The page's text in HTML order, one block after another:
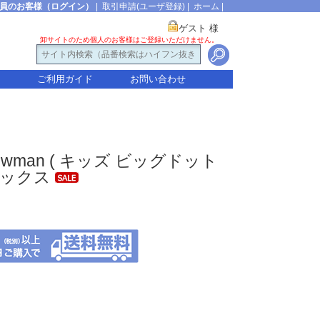
のお客様（ログイン） 取引申請(ユーザ登録) ホーム
ゲスト 様
卸サイトのため個人のお客様はご登録いただけません。
ご利用ガイド お問い合わせ
( キッズ ビッグドット
ックス